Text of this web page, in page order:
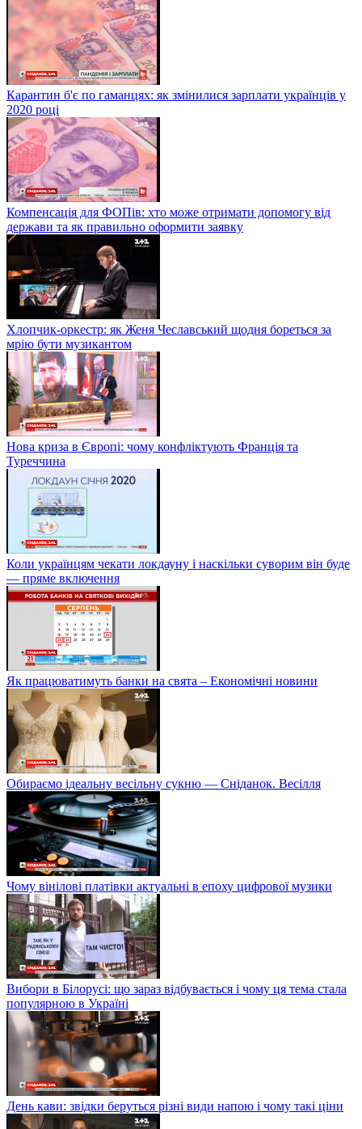
Карантин б'є по гаманцях: як змінилися зарплати українців у
2020 році
Компенсація для ФОПів: хто може отримати допомогу від
держави та як правильно оформити заявку
Хлопчик-оркестр: як Женя Чеславський щодня бореться за
мрію бути музикантом
Нова криза в Європі: чому конфліктують Франція та
Туреччина
Коли українцям чекати локдауну і наскільки суворим він буде
— пряме включення
Як працюватимуть банки на свята – Економічні новини
Обираємо ідеальну весільну сукню — Сніданок. Весілля
Чому вінілові платівки актуальні в епоху цифрової музики
Вибори в Білорусі: що зараз відбувається і чому ця тема стала
популярною в Україні
День кави: звідки беруться різні види напою і чому такі ціни